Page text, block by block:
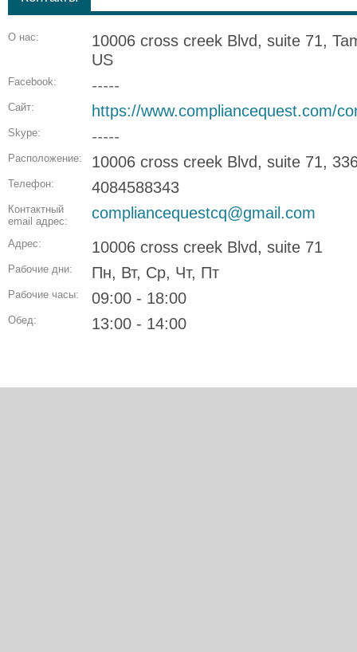
О нас:
10006 cross creek Blvd, suite 71,
US
Facebook: -----
Сайт: https://www.compliancequest.com/
Skype: -----
Расположение: 10006 cross creek Blvd, suite 71,
Телефон: 4084588343
Контактный
email адрес:
compliancequestcq@gmail.com
Адрес: 10006 cross creek Blvd, suite 71
Рабочие дни: Пн, Вт, Ср, Чт, Пт
Рабочие часы: 09:00 - 18:00
Обед: 13:00 - 14:00